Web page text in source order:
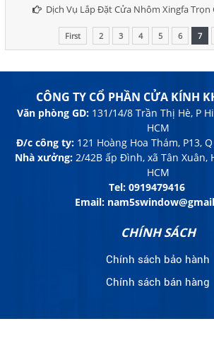
Dịch Vụ Lắp Đặt Cửa Nhôm Xingfa Trọn
First 2 3 4 5 6 7
CÔNG TY CỔ PHẦN CỬA KÍNH
Văn phòng GD:131/14/8 Trần Thị Hè, P
HCM
Đ/c công ty: 121 Hoàng Hoa Thám, P13,
Nhà xưởng: 2/42B ấp Đình, xã Tân Xuân,
HCM
Tel: 0919479416
Email:
CHÍNH SÁCH
Chính sách bảo hành
Chính sách bán hàng